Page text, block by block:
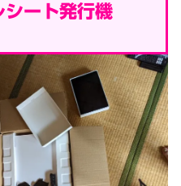
ート発行機